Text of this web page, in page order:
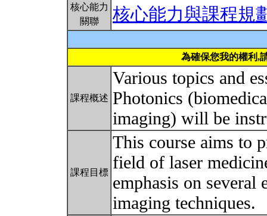
核心能力
關聯
核心能力與課程規
為確保您我的權利,
課程概述
Various topics and
Photonics
imaging) will be
課程目標
This course aims to
field of laser
emphasis on several
imaging techniques.